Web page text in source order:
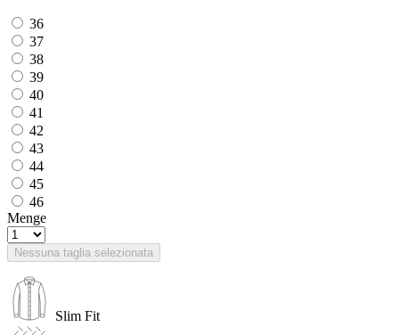
36
37
38
39
40
41
42
43
44
45
46
Menge
Nessuna taglia selezionata
Slim Fit